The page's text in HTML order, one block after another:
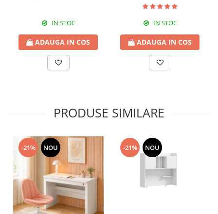
IN STOC
ADAUGA IN COS
IN STOC
ADAUGA IN COS
PRODUSE SIMILARE
-21% NOU -21% NOU